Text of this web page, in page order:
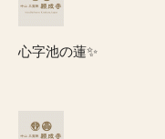
心字池の蓮✨